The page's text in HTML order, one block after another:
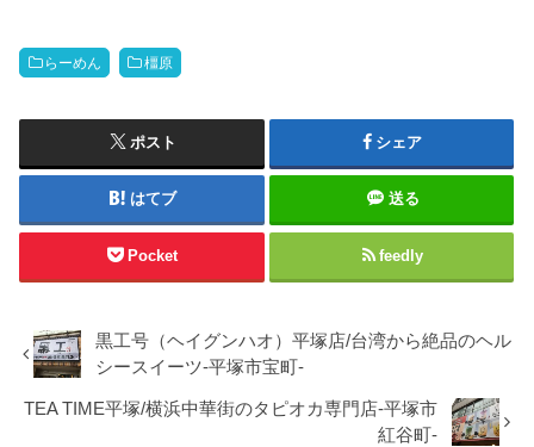
らーめん 橿原
ポスト シェア
はてブ 送る
Pocket feedly
黒工号（ヘイグンハオ）平塚店/台湾から絶品のヘル
シースイーツ-平塚市宝町-
TEA TIME平塚/横浜中華街のタピオカ専門店-平塚市
紅谷町-